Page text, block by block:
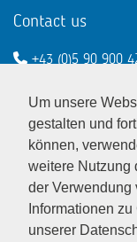
Um unsere
gestalten und
können,
weitere Nutzung
der Verwendung
Informationen
unserer
Contact us
+43 (0)5 90 900
Enterprise Europe
LinkedIn